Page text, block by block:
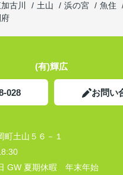
古川 土山 浜の宮 魚住
(有)輝広
028 お問い
町土山５６－１
GW 夏期休暇 年末年始